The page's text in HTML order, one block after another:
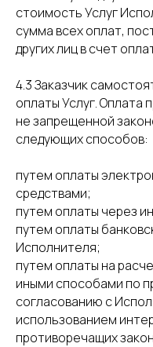
стоимость Услуг
сумма всех оплат,
других лиц в счет
4.3 Заказчик
оплаты Услуг. Оплата
не запрещенной
следующих способов:
путем оплаты
средствами;
путем оплаты через
путем оплаты
Исполнителя;
путем оплаты на
иными способами по
согласованию с
использованием
противоречащих